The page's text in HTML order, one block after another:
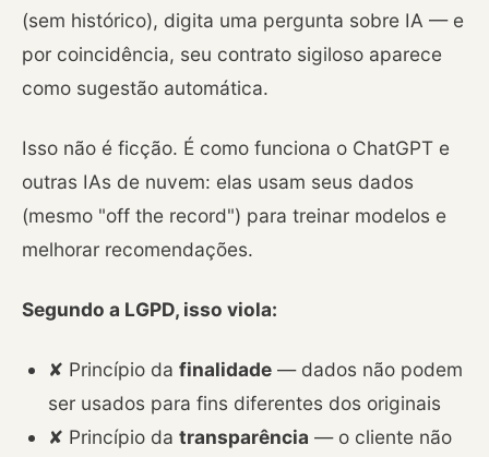
(sem histórico), digita uma pergunta sobre IA — e
por coincidência, seu contrato sigiloso aparece
como sugestão automática.
Isso não é ficção. É como funciona o ChatGPT e
outras IAs de nuvem: elas usam seus dados
(mesmo "off the record") para treinar modelos e
melhorar recomendações.
Segundo a LGPD, isso viola:
✘ Princípio da finalidade — dados não podem
ser usados para fins diferentes dos originais
✘ Princípio da transparência — o cliente não